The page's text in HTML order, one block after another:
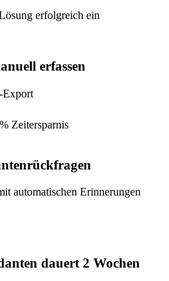
erfolgreich ein
erfassen
Export
Zeitersparnis
automatischen Erinnerungen
dauert 2 Wochen